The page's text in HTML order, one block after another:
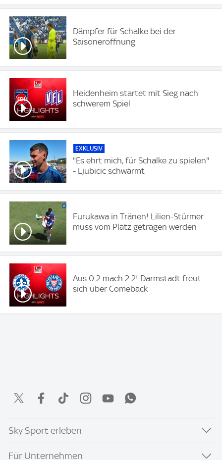
Dämpfer für Schalke bei der
Saisoneröffnung
Heidenheim startet mit Sieg nach
schwerem Spiel
EXKLUSIV
"Es ehrt mich, für Schalke zu spielen"
- Ljubicic schwärmt
Furukawa in Tränen! Lilien-Stürmer
muss vom Platz getragen werden
Aus 0:2 mach 2:2! Darmstadt freut
sich über Comeback
Sky Sport erleben
Für Unternehmen